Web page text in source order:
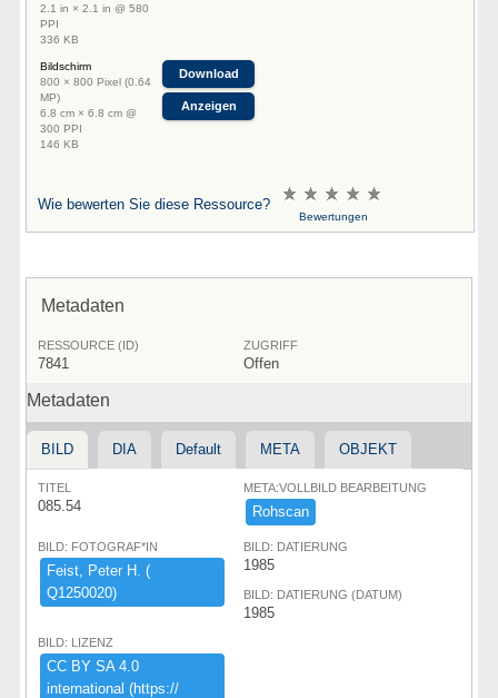
2.1 in × 2.1 in @ 580
PPI
336 KB
Bildschirm
800 × 800 Pixel (0.64
MP)
6.8 cm × 6.8 cm @
300 PPI
146 KB
Download
Anzeigen
Wie bewerten Sie diese Ressource?
Bewertungen
Metadaten
RESSOURCE (ID)
7841
ZUGRIFF
Offen
Metadaten
BILD DIA Default META OBJEKT
TITEL
085.54
META:VOLLBILD BEARBEITUNG
Rohscan
BILD: FOTOGRAF*IN
Feist,​ ​Peter ​H.​ ​(​
Q1250020)​
BILD: DATIERUNG
1985
BILD: DATIERUNG (DATUM)
1985
BILD: LIZENZ
CC ​BY ​SA ​4.​0 ​
international ​(​https:​/​/​